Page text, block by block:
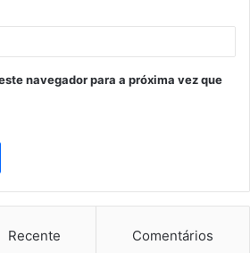
navegador para a próxima vez que
Recente Comentários